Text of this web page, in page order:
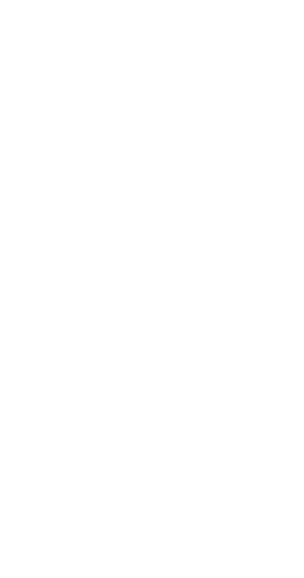
- Strömsberg -
Strömsberg ist eine kürzere Etappe,